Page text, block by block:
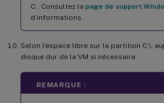
C:. Consultez la page de support
d’informations.
Selon l’espace libre sur la partition C:\,
disque dur de la VM si nécessaire.
REMARQUE :